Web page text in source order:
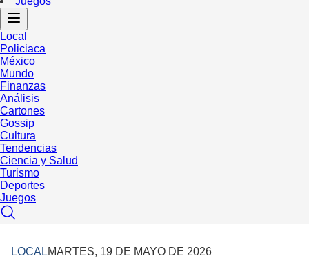
Local
Policiaca
México
Mundo
Finanzas
Análisis
Cartones
Gossip
Cultura
Tendencias
Ciencia y Salud
Turismo
Deportes
Juegos
LOCALMARTES, 19 DE MAYO DE 2026